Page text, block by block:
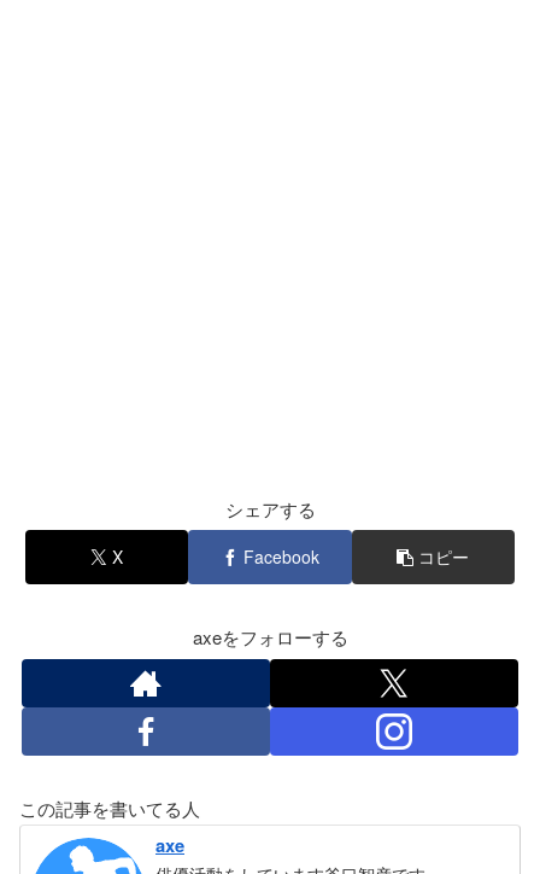
シェアする
X Facebook コピー
axeをフォローする
この記事を書いてる人
axe